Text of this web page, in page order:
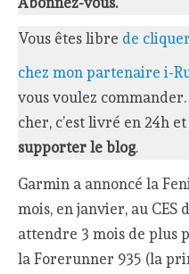
Vous êtes libre de
chez mon partenaire i-
vous voulez
cher, c’est livré en 24h
supporter le blog.
Garmin a annoncé la
mois, en janvier, au CES
attendre 3 mois de plus
la Forerunner 935 (la